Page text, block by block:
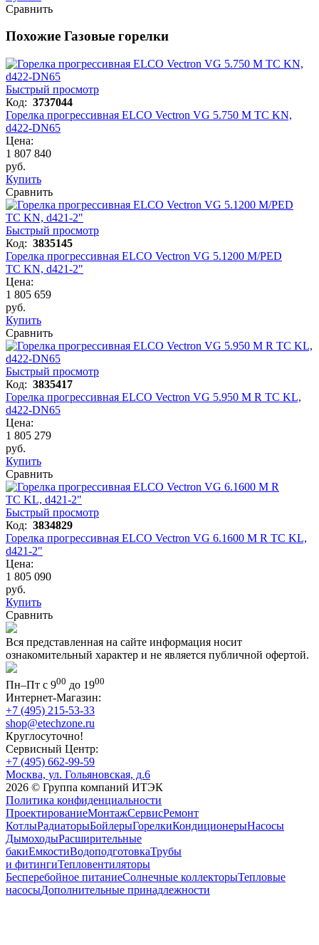
Сравнить
Похожие Газовые горелки
Быстрый просмотр
Код: 3737044
Горелка прогрессивная ELCO Vectron VG 5.750 M TC KN,
d422-DN65
Цена:
1 807 840
руб.
Купить
Сравнить
Быстрый просмотр
Код: 3835145
Горелка прогрессивная ELCO Vectron VG 5.1200 M/PED
TC KN, d421-2"
Цена:
1 805 659
руб.
Купить
Сравнить
Быстрый просмотр
Код: 3835417
Горелка прогрессивная ELCO Vectron VG 5.950 M R TC KL,
d422-DN65
Цена:
1 805 279
руб.
Купить
Сравнить
Быстрый просмотр
Код: 3834829
Горелка прогрессивная ELCO Vectron VG 6.1600 M R TC KL,
d421-2"
Цена:
1 805 090
руб.
Купить
Сравнить
Вся представленная на сайте информация носит
ознакомительный характер и не является публичной офертой.
Пн–Пт с 900 до 1900
Интернет-Магазин:
+7 (495) 215-53-33
shop@etechzone.ru
Круглосуточно!
Сервисный Центр:
+7 (495) 662-99-59
Москва, ул. Гольяновская, д.6
2026 © Группа компаний ИТЭК
Политика конфиденциальности
ПроектированиеМонтажСервисРемонт
КотлыРадиаторыБойлерыГорелкиКондиционерыНасосы
ДымоходыРасширительные
бакиЕмкостиВодоподготовкаТрубы
и фитингиТепловентиляторы
Бесперебойное питаниеСолнечные коллекторыТепловые
насосыДополнительные принадлежности